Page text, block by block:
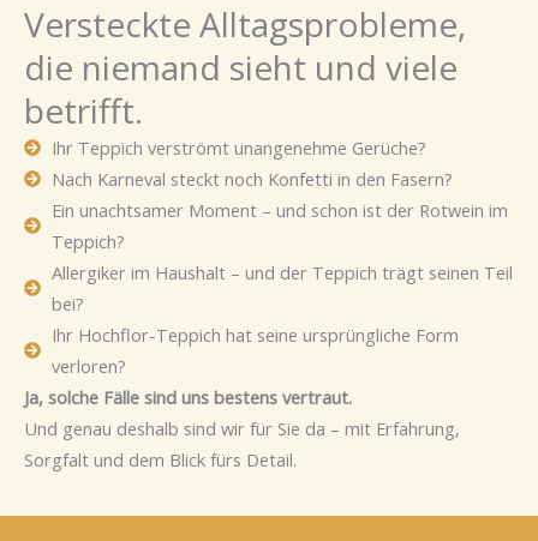
Versteckte Alltagsprobleme,
die niemand sieht und viele
betrifft.
Ihr Teppich verströmt unangenehme Gerüche?
Nach Karneval steckt noch Konfetti in den Fasern?
Ein unachtsamer Moment – und schon ist der Rotwein im
Teppich?
Allergiker im Haushalt – und der Teppich trägt seinen Teil
bei?
Ihr Hochflor-Teppich hat seine ursprüngliche Form
verloren?
Ja, solche Fälle sind uns bestens vertraut.
Und genau deshalb sind wir für Sie da – mit Erfahrung,
Sorgfalt und dem Blick fürs Detail.